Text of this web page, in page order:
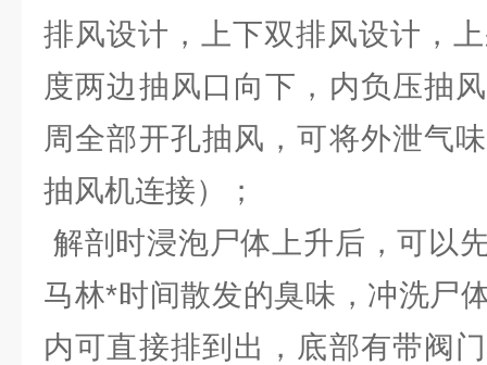
排风设计，上下双排风设计，
度两边抽风口向下，内负压抽
周全部开孔抽风，可将外泄气
抽风机连接）；
解剖时浸泡尸体上升后，可以
马林*时间散发的臭味，冲洗尸
内可直接排到出，底部有带阀